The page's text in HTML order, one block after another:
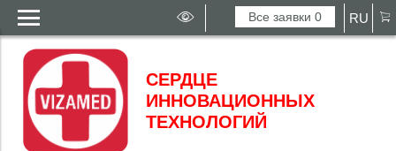
Все заявки0 RU
СЕРДЦЕ
ИННОВАЦИОННЫХ
ТЕХНОЛОГИЙ